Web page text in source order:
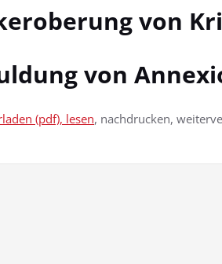
von
von
(pdf), lesen, nachdrucken,